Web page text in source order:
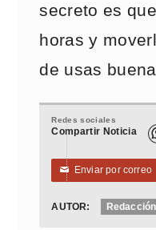
secreto es
horas y
de usas
Redes sociales
Compartir Noticia
✉ Enviar por correo
AUTOR: Redacción